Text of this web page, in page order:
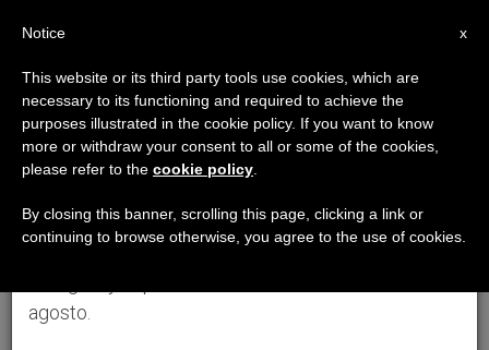
×
Aviso importante
Del 27 de julio al 7 de agosto haremos la pausa
anual, aprovechando que en el periodo de verano
se generan menos informaciones y también el
agosto.
x
Notice
This website or its third party tools use cookies, which are
necessary to its functioning and required to achieve the
purposes illustrated in the cookie policy. If you want to know
more or withdraw your consent to all or some of the cookies,
please refer to the cookie policy
By closing this banner, scrolling this page, clicking a link or
continuing to browse otherwise, you agree to the use of cookies.